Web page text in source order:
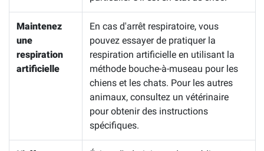
Maintenez
une
respiration
artificielle
En cas d'arrêt respiratoire, vous
pouvez essayer de pratiquer la
respiration artificielle en utilisant la
méthode bouche-à-museau pour les
chiens et les chats. Pour les autres
animaux, consultez un vétérinaire
pour obtenir des instructions
spécifiques.